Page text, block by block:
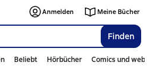
Finden
Anmelden Meine Bücher
Beliebt Hörbücher Comics und